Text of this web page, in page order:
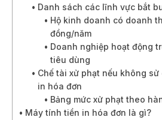
Danh sách các lĩnh vực bắt
Hộ kinh doanh có doanh
đồng/năm
Doanh nghiệp hoạt động
tiêu dùng
Chế tài xử phạt nếu không
in hóa đơn
Bảng mức xử phạt theo
Máy tính tiền in hóa đơn là gì?